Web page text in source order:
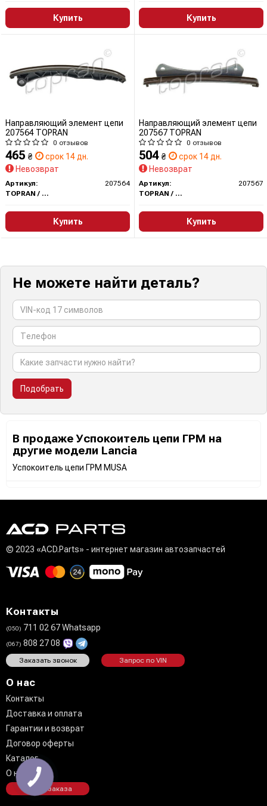
Купить Купить
Направляющий элемент цепи
207564 TOPRAN
0 отзывов
465 ₴
срок 14 дн.
Невозврат
Артикул:
207564
TOPRAN / HANS PRIES
Купить
Направляющий элемент цепи
207567 TOPRAN
0 отзывов
504 ₴
срок 14 дн.
Невозврат
Артикул:
207567
TOPRAN / HANS PRIES
Купить
Не можете найти деталь?
Подобрать
В продаже Успокоитель цепи ГРМ на
другие модели Lancia
Успокоитель цепи ГРМ MUSA
© 2023 «ACD.Parts» - интернет магазин автозапчастей
Контакты
(050) 711 02 67 Whatsapp
(067) 808 27 08
Заказать звонок Запрос по VIN
О нас
Контакты
Доставка и оплата
Гарантии и возврат
Договор оферты
Каталог
О нас
Статус заказа
КНОПКА
ЗВ'ЯЗКУ